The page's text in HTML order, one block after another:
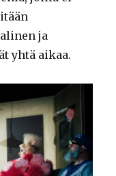
ja
yhtä aikaa.